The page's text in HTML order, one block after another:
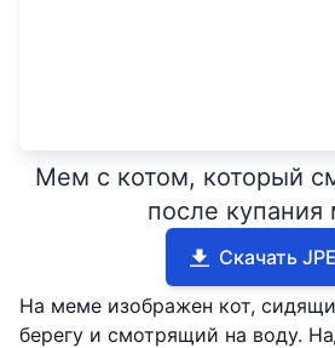
Мем с котом, который
после
Скачать
На меме изображен кот,
берегу и смотрящий на воду.